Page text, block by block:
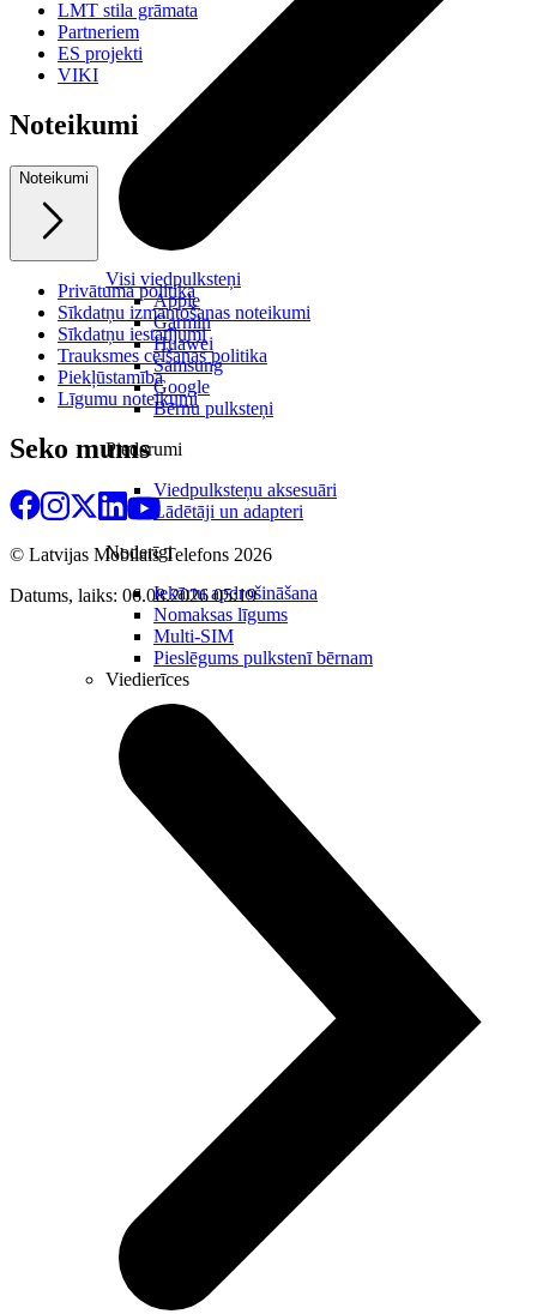
Visi viedpulksteņi
Apple
Garmin
Huawei
Samsung
Google
Bērnu pulksteņi
Piederumi
Viedpulksteņu aksesuāri
Lādētāji un adapteri
Noderīgi
Iekārtu apdrošināšana
Nomaksas līgums
Multi-SIM
Pieslēgums pulkstenī bērnam
Viedierīces
LMT stila grāmata
Partneriem
ES projekti
VIKI
Noteikumi
Noteikumi
Privātuma politika
Sīkdatņu izmantošanas noteikumi
Sīkdatņu iestatījumi
Trauksmes celšanas politika
Piekļūstamība
Līgumu noteikumi
Seko mums
© Latvijas Mobilais Telefons 2026
Datums, laiks: 06.08.2026 05:19